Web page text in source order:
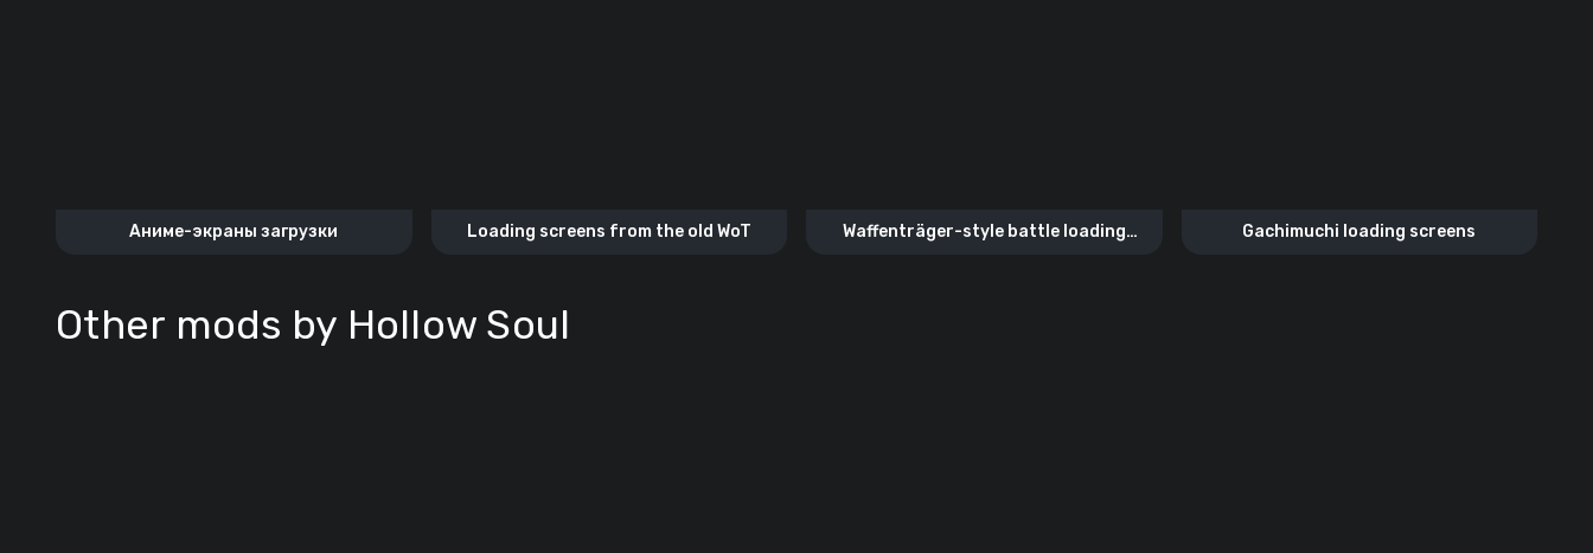
Аниме-экраны загрузки Loading screens from the old WoT
Waffenträger-style battle loading
Gachimuchi loading screens
Other mods by Hollow Soul